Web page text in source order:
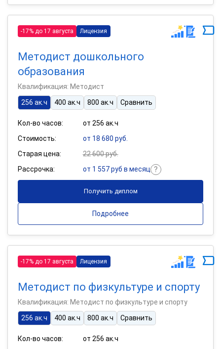
-17% до 17 августа Лицензия
Методист дошкольного
образования
Квалификация: Методист
256 ак.ч
400 ак.ч 800 ак.ч Сравнить
Кол-во часов:
от 256 ак.ч
Стоимость:
от 18 680 руб.
Старая цена:
22 600 руб.
Рассрочка:
от 1 557 руб в месяц
Получить диплом
Подробнее
-17% до 17 августа Лицензия
Методист по физкультуре и спорту
Квалификация: Методист по физкультуре и спорту
256 ак.ч
400 ак.ч 800 ак.ч Сравнить
Кол-во часов: от 256 ак.ч